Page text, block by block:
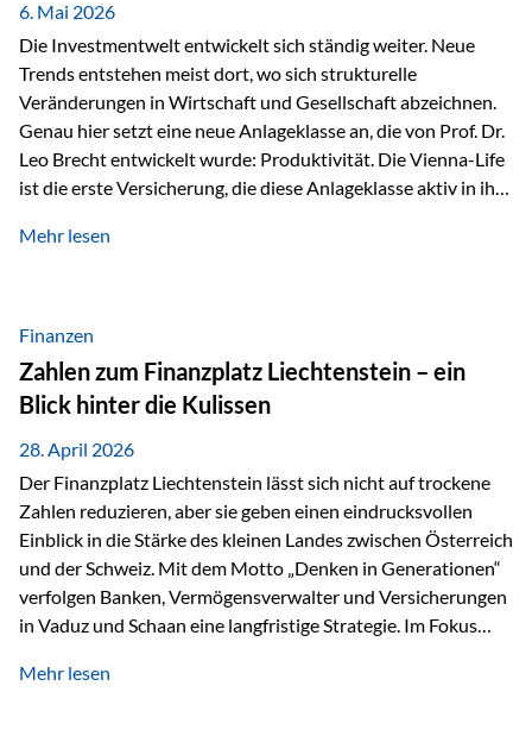
6. Mai 2026
Die Investmentwelt entwickelt sich ständig weiter. Neue
Trends entstehen meist dort, wo sich strukturelle
Veränderungen in Wirtschaft und Gesellschaft abzeichnen.
Genau hier setzt eine neue Anlageklasse an, die von Prof. Dr.
Leo Brecht entwickelt wurde: Produktivität. Die Vienna-Life
ist die erste Versicherung, die diese Anlageklasse aktiv in ihre
Vorreiter. Warum auf das Thema Produktivität setzen? Die
Wirtschaftswachstum, verändern die Spielregeln für
Investoren. Produktivität adressiert genau diese
Herausforderungen, da wirtschaftliches Wachstum
langfristig durch Produktivitätssteigerung entsteht, also
durch die Fähigkeit von Unternehmen, mehr…
Mehr lesen
Finanzen
Zahlen zum Finanzplatz Liechtenstein – ein
Blick hinter die Kulissen
28. April 2026
Der Finanzplatz Liechtenstein lässt sich nicht auf trockene
Zahlen reduzieren, aber sie geben einen eindrucksvollen
Einblick in die Stärke des kleinen Landes zwischen Österreich
und der Schweiz. Mit dem Motto „Denken in Generationen“
verfolgen Banken, Vermögensverwalter und Versicherungen
in Vaduz und Schaan eine langfristige Strategie. Im Fokus
Marktzugang Liechtenstein hat sich in den letzten Jahren zu
Mehr lesen